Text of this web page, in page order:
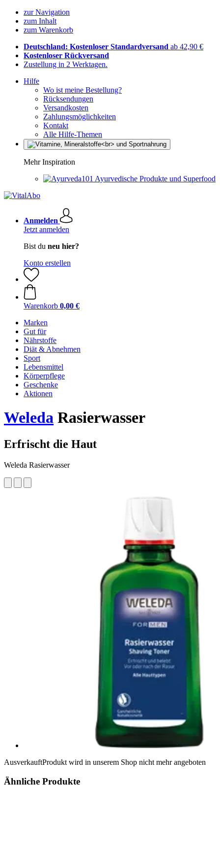
zur Navigation
zum Inhalt
zum Warenkorb
Deutschland: Kostenloser Standardversand ab 42,90 €
Kostenloser Rückversand
Zustellung in 2 Werktagen.
Hilfe
Wo ist meine Bestellung?
Rücksendungen
Versandkosten
Zahlungsmöglichkeiten
Kontakt
Alle Hilfe-Themen
Mehr Inspiration
Ayurvedische Produkte und Superfood
Anmelden
Jetzt anmelden
Bist du neu hier?
Konto erstellen
Warenkorb 0,00 €
Marken
Gut für
Nährstoffe
Diät & Abnehmen
Sport
Lebensmittel
Körperpflege
Geschenke
Aktionen
Weleda Rasierwasser
Erfrischt die Haut
Weleda Rasierwasser
AusverkauftProdukt wird in unserem Shop nicht mehr angeboten
Ähnliche Produkte